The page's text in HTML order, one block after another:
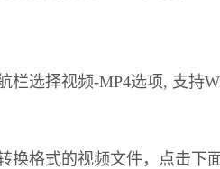
栏选择视频-MP4选项, 支持
换格式的视频文件，点击下